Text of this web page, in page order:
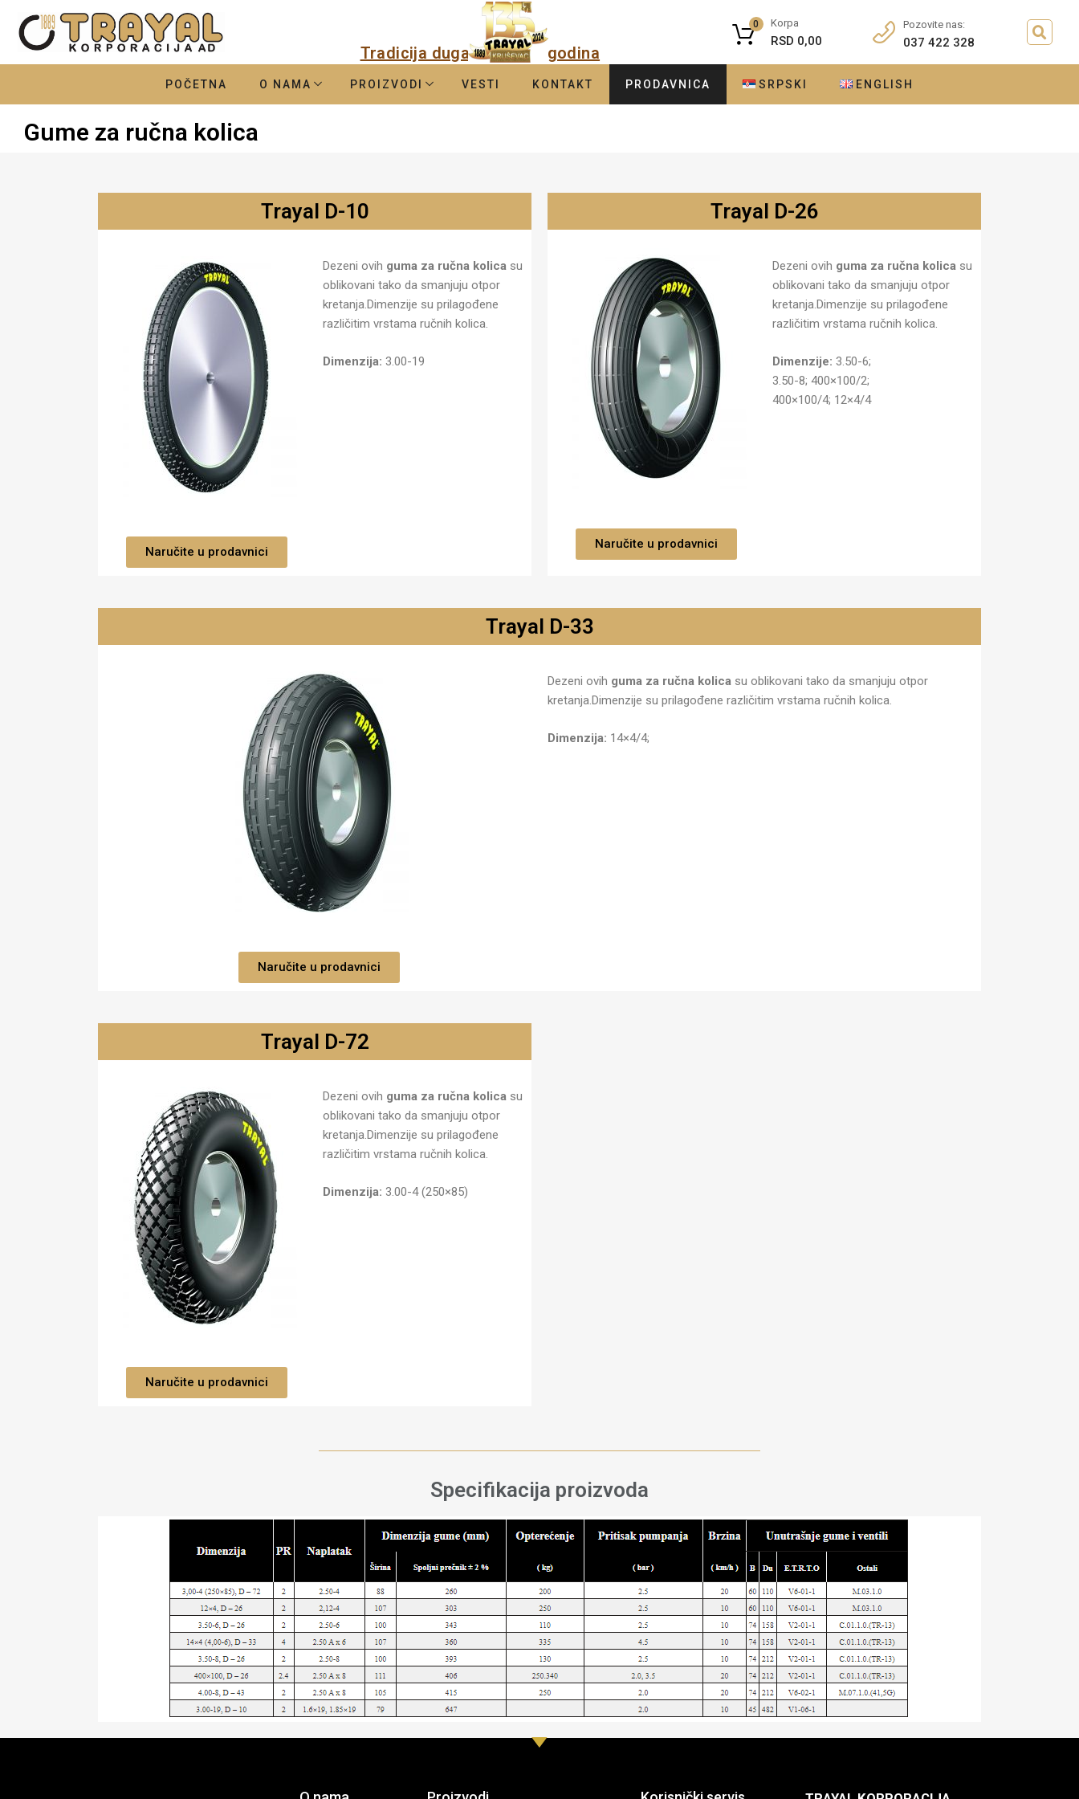
Tradicija duga godina
Korpa
RSD 0,00
0 Pozovite nas:
037 422 328
POČETNA O NAMA PROIZVODI VESTI KONTAKT PRODAVNICA SRPSKI ENGLISH
Gume za ručna kolica
Trayal D-10 Trayal D-26
Naručite u prodavnici
Dezeni ovih guma za ručna kolica su
oblikovani tako da smanjuju otpor
kretanja.Dimenzije su prilagođene
različitim vrstama ručnih kolica.
Dimenzija: 3.00-19
Naručite u prodavnici
Dezeni ovih guma za ručna kolica su
oblikovani tako da smanjuju otpor
kretanja.Dimenzije su prilagođene
različitim vrstama ručnih kolica.
Dimenzije: 3.50-6;
3.50-8; 400×100/2;
400×100/4; 12×4/4
Trayal D-33
Naručite u prodavnici
Dezeni ovih guma za ručna kolica su oblikovani tako da smanjuju otpor
kretanja.Dimenzije su prilagođene različitim vrstama ručnih kolica.
Dimenzija: 14×4/4;
Trayal D-72
Naručite u prodavnici
Dezeni ovih guma za ručna kolica su
oblikovani tako da smanjuju otpor
kretanja.Dimenzije su prilagođene
različitim vrstama ručnih kolica.
Dimenzija: 3.00-4 (250×85)
Specifikacija proizvoda